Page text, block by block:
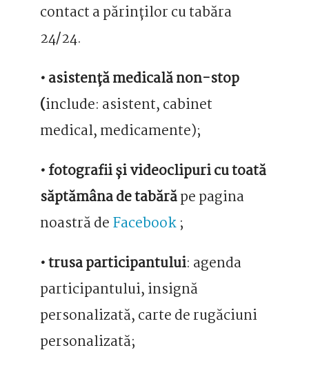
contact a părinților cu tabăra
24/24.
• asistență medicală non-stop
(include: asistent, cabinet
medical, medicamente);
• fotografii și videoclipuri cu toată
săptămâna de tabărăpe pagina
noastră deFacebook;
• trusa participantului: agenda
participantului, insignă
personalizată, carte de rugăciuni
personalizată;